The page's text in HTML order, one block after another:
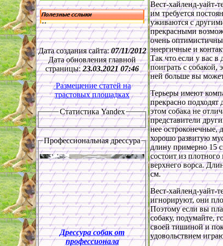
Дата создания сайта:07/11/2012
Дата обновления главной
страницы: 23.03.2021 07:46
Размещение статей на
трастовых площадках
Статистика Yandex
Профессиональная дрессура
Дрессура собак от
профессионала
Вест-хайленд-уайт-
им требуется
уживаются с
прекрасными
очень
энергичные и
Так что если у вас в
поиграть с собакой,
ней больше вы
Терьеры имеют
прекрасно
этом собака не
представители
нее остроконечные,
хорошо развитую
длину примерно 15
состоит из
верхнего ворса.
см.
Вест-хайленд-уайт-
игнорируют, они
Поэтому если вы
собаку, подумайте,
своей тишиной и
удовольствием